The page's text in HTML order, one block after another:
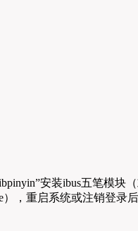
安装ibus五笔模块（
，重启系统或注销登录